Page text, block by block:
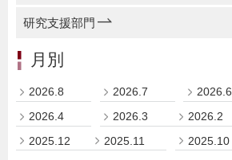
研究支援部門
月別
2026.8 2026.7 2026.6
2026.4
2026.3 2026.2
2025.12
2025.11 2025.10